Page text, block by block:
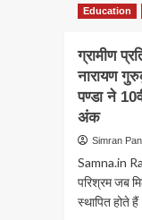
ने
की
Education
ग्रामीण
नारायण
पण्डा ने
अंक
Simran
Samna.in
परिश्रम जब
स्थापित होते